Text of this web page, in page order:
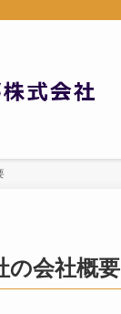
の会社概要